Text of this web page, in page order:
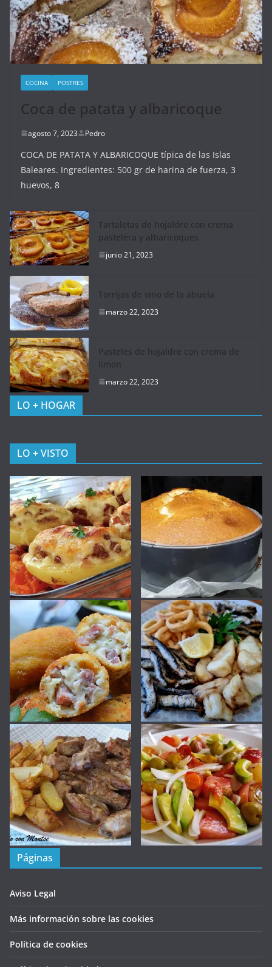
COCINA POSTRES
Coca de patata y albaricoque
agosto 7, 2023 Pedro
COCA DE PATATA Y ALBARICOQUE típica de las Islas
Baleares. Ingredientes: 500 gr de harina de fuerza, 3
huevos, 8
Tartaletas de hojaldre con crema
pastelera y albaricoques
junio 21, 2023
Torrijas de vino de la abuela
marzo 22, 2023
Pasteles de hojaldre con crema de
limón
marzo 22, 2023
LO + HOGAR
LO + VISTO
Páginas
Aviso Legal
Más información sobre las cookies
Política de cookies